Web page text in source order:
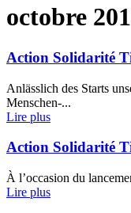
octobre
Action Solidarité
Anlässlich des Starts
Menschen-...
Lire plus
Action Solidarité
À l’occasion du
Lire plus